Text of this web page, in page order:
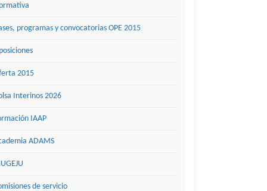
programas y convocatorias OPE 2015
2015
Interinos 2026
IAAP
ADAMS
de servicio